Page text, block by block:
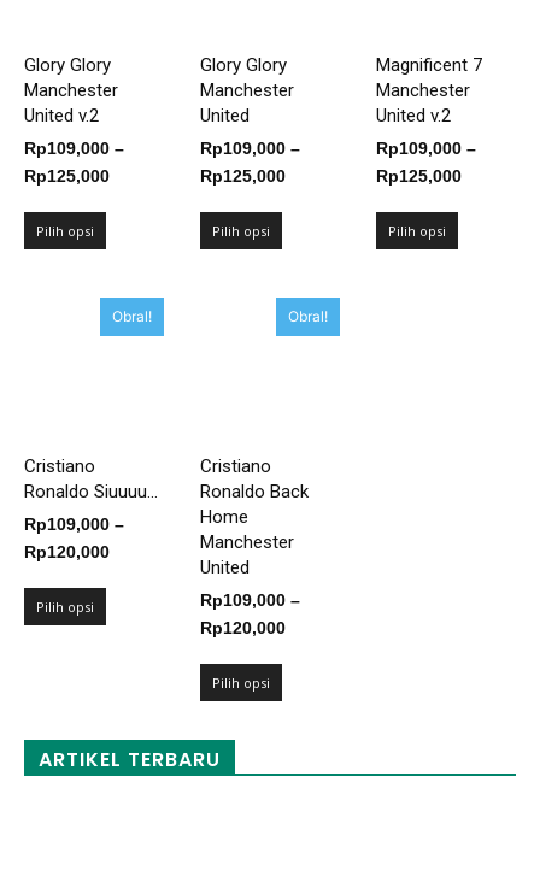
Glory Glory
Manchester
United v.2
Rp109,000 –
Rp125,000Rentang
Pilih opsi
Glory Glory
Manchester
United
Rp109,000 –
Rp125,000Rentang
Pilih opsi
Magnificent 7
Manchester
United v.2
Rp109,000 –
Rp125,000Rentang
Pilih opsi
Obral!
Cristiano
Ronaldo Siuuuu...
Rp109,000 –
Rp120,000Rentang
Pilih opsi
Obral!
Cristiano
Ronaldo Back
Home
Manchester
United
Rp109,000 –
Rp120,000Rentang
Pilih opsi
ARTIKEL TERBARU